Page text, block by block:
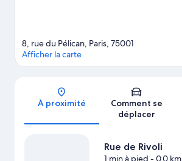
Carte
8, rue du Pélican, Paris, 75001
Afficher la carte
À proximité
Comment se
déplacer
Rue de Rivoli